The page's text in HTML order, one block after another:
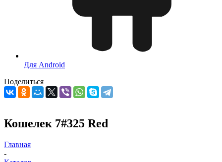
Для Android
Поделиться
Кошелек 7#325 Red
Главная
-